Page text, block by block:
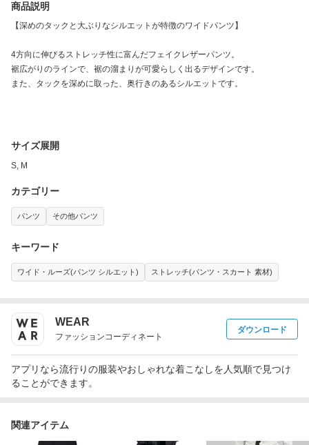
商品説明
【深めのタックと大ぶりなシルエットが特徴のワイドパンツ】
4方向に伸びるストレッチ性に富んだフェイクレザーパンツ。
裾広がりのラインで、裾の溜まりが可愛らしく出るデザインです。
また、タックを深めに取った、奥行きのあるシルエットです。
サイズ展開
S, M
カテゴリー
パンツ その他パンツ
キーワード
ワイド・ルーズ(パンツ シルエット) ストレッチ(パンツ・スカート 素材)
WEAR
ファッションコーディネート
ダウンロード
アプリなら流行りの服装やおしゃれな着こなしを人気順で見つけ
ることができます。
関連アイテム